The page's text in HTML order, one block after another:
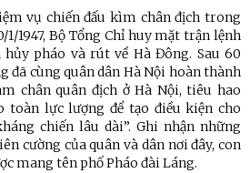
vụ chiến đấu kìm chân địch trong
1/1947, Bộ Tổng Chỉ huy mặt trận lệnh
pháo và rút về Hà Đông. Sau 60
đã cùng quân dân Hà Nội hoàn thành
chân quân địch ở Hà Nội, tiêu hao
toàn lực lượng để tạo điều kiện cho
chiến lâu dài”. Ghi nhận những
cường của quân và dân nơi đây, con
mang tên phố Pháo đài Láng.